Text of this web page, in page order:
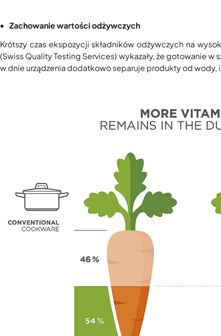
Zachowanie wartości odżywczych
Krótszy czas ekspozycji składników odżywczych na
(Swiss Quality Testing Services) wykazały, że gotowanie
w dnie urządzenia dodatkowo separuje produkty od